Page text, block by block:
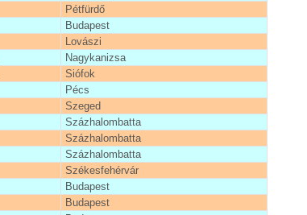
Pétfürdő
Budapest
Lovászi
Nagykanizsa
Siófok
Pécs
Szeged
Százhalombatta
Százhalombatta
Százhalombatta
Székesfehérvár
Budapest
Budapest